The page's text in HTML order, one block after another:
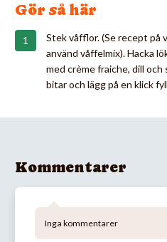
Gör så här
Stek våfflor. (Se recept på
använd våffelmix). Hacka
med crème fraiche, dill
bitar och lägg på en klick
Kommentarer
Inga kommentarer